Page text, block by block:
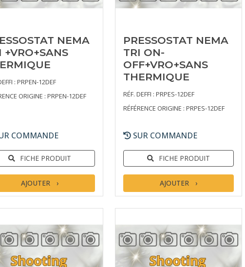
NEMA
+VRO+SANS
: PRPEN-12DEF
ORIGINE : PRPEN-12DEF
COMMANDE
FICHE PRODUIT
AJOUTER
PRESSOSTAT NEMA
TRI ON-
OFF+VRO+SANS
THERMIQUE
RÉF. DEFFI : PRPES-12DEF
RÉFÉRENCE ORIGINE : PRPES-12DEF
SUR COMMANDE
FICHE PRODUIT
AJOUTER